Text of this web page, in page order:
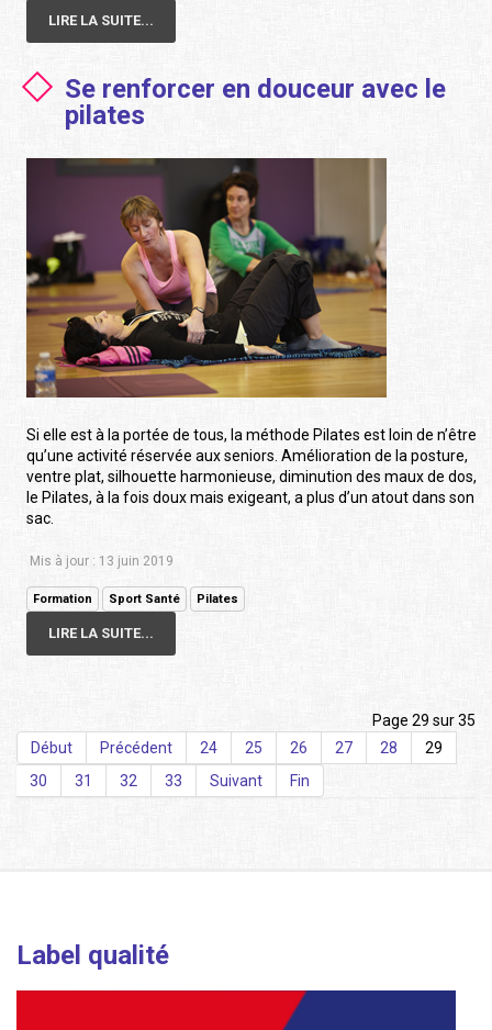
LIRE LA SUITE...
Se renforcer en douceur avec le
pilates
Si elle est à la portée de tous, la méthode Pilates est loin de n’être
qu’une activité réservée aux seniors. Amélioration de la posture,
ventre plat, silhouette harmonieuse, diminution des maux de dos,
le Pilates, à la fois doux mais exigeant, a plus d’un atout dans son
sac.
Mis à jour : 13 juin 2019
Formation Sport Santé Pilates
LIRE LA SUITE...
Page 29 sur 35
Début
Précédent 24 25 26 27 28
29
30
31 32 33 Suivant Fin
Label qualité